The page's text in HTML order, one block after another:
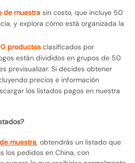
de muestra sin costo, que incluye 50
y explora cómo está organizada la
productos clasificados por
están divididos en grupos de 50
previsualizar. Si decides obtener
precios e información
los listados pagos en nuestra
muestra, obtendrás un listado que
los pedidos en China, con